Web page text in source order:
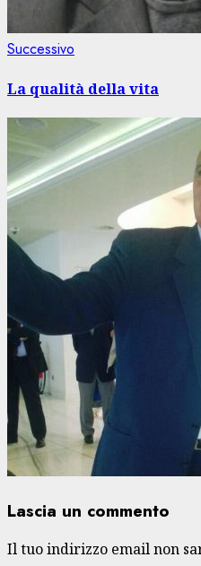
Successivo
La qualità della vita
Lascia un commento
Il tuo indirizzo email non